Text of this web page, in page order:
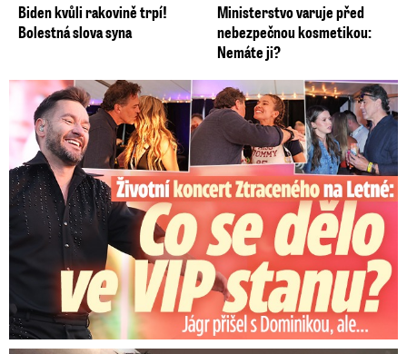
Biden kvůli rakovině trpí!
Bolestná slova syna
Ministerstvo varuje před
nebezpečnou kosmetikou:
Nemáte ji?
Koncert Ztraceného na Letné: Jágr přišel s Dominikou, ale...